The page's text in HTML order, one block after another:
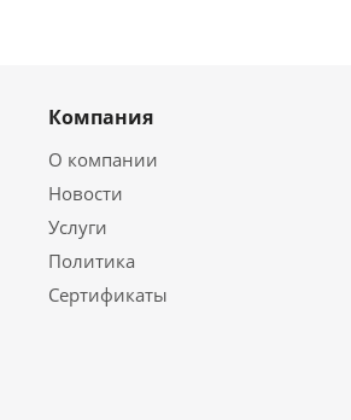
Компания
О компании
Новости
Услуги
Политика
Сертификаты